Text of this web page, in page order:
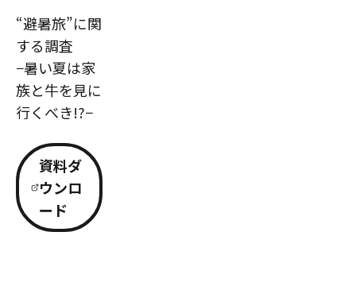
“避暑旅”に関
する調査
−暑い夏は家
族と牛を見に
行くべき!?−
資料ダ
ウンロ
ード